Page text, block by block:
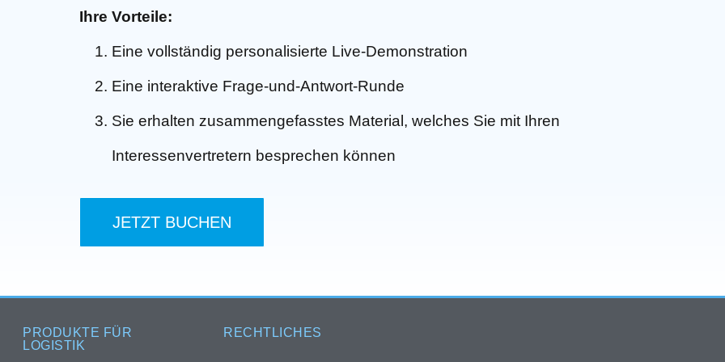
Ihre Vorteile:
Eine vollständig personalisierte Live-Demonstration
Eine interaktive Frage-und-Antwort-Runde
Sie erhalten zusammengefasstes Material, welches Sie mit Ihren
Interessenvertretern besprechen können
JETZT BUCHEN
PRODUKTE FÜR
LOGISTIK
RECHTLICHES